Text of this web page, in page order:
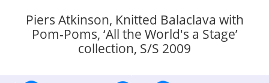
Piers Atkinson, Knitted Balaclava with
Pom-Poms, ‘All the World's a Stage’
collection, S/S 2009